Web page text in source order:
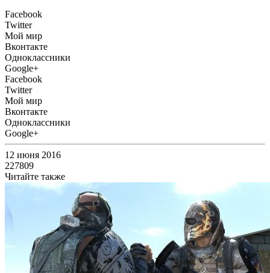
Facebook
Twitter
Мой мир
Вконтакте
Одноклассники
Google+
Facebook
Twitter
Мой мир
Вконтакте
Одноклассники
Google+
12 июня 2016
227809
Читайте также